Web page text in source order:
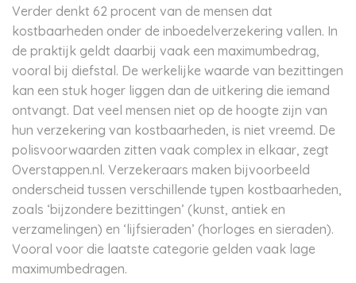
Verder denkt 62 procent van de mensen dat
kostbaarheden onder de inboedelverzekering vallen. In
de praktijk geldt daarbij vaak een maximumbedrag,
vooral bij diefstal. De werkelijke waarde van bezittingen
kan een stuk hoger liggen dan de uitkering die iemand
ontvangt. Dat veel mensen niet op de hoogte zijn van
hun verzekering van kostbaarheden, is niet vreemd. De
polisvoorwaarden zitten vaak complex in elkaar, zegt
Overstappen.nl. Verzekeraars maken bijvoorbeeld
onderscheid tussen verschillende typen kostbaarheden,
zoals ‘bijzondere bezittingen’ (kunst, antiek en
verzamelingen) en ‘lijfsieraden’ (horloges en sieraden).
Vooral voor die laatste categorie gelden vaak lage
maximumbedragen.